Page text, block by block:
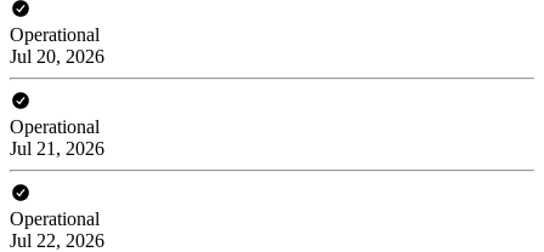
Operational
Jul 20, 2026
Operational
Jul 21, 2026
Operational
Jul 22, 2026